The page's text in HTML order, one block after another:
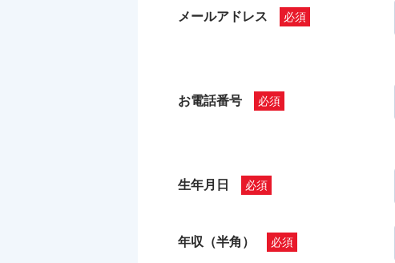
メールアドレス
お電話番号
生年月日
年収（半角）